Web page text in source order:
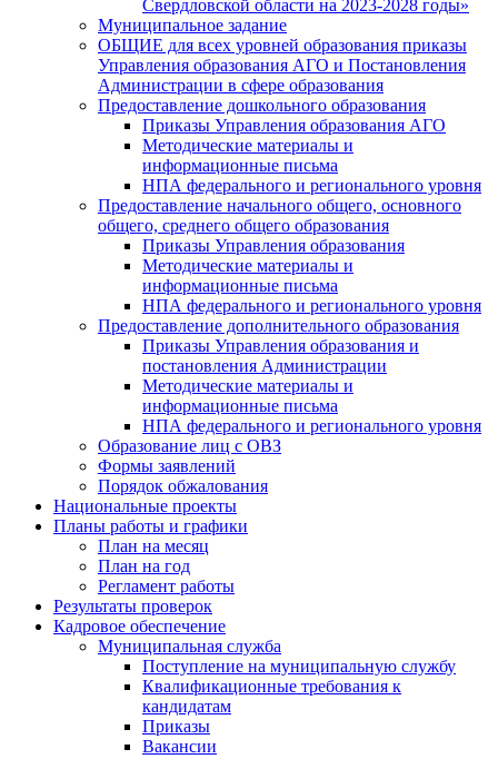
Свердловской области на 2023-2028 годы»
Муниципальное задание
ОБЩИЕ для всех уровней образования приказы
Управления образования АГО и Постановления
Администрации в сфере образования
Предоставление дошкольного образования
Приказы Управления образования АГО
Методические материалы и
информационные письма
НПА федерального и регионального уровня
Предоставление начального общего, основного
общего, среднего общего образования
Приказы Управления образования
Методические материалы и
информационные письма
НПА федерального и регионального уровня
Предоставление дополнительного образования
Приказы Управления образования и
постановления Администрации
Методические материалы и
информационные письма
НПА федерального и регионального уровня
Образование лиц с ОВЗ
Формы заявлений
Порядок обжалования
Национальные проекты
Планы работы и графики
План на месяц
План на год
Регламент работы
Результаты проверок
Кадровое обеспечение
Муниципальная служба
Поступление на муниципальную службу
Квалификационные требования к
кандидатам
Приказы
Вакансии